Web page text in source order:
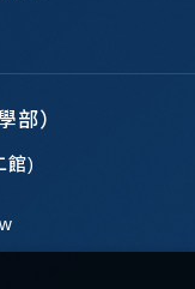
部）
館)